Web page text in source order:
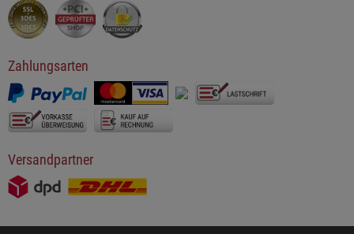
Zahlungsarten
Versandpartner